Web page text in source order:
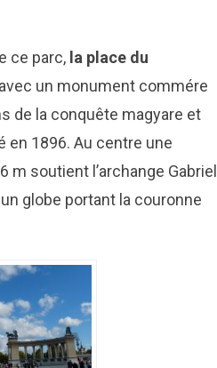
ce parc, la place du
un monument commére
de la conquête magyare et
en 1896. Au centre une
m soutient l’archange Gabriel
globe portant la couronne